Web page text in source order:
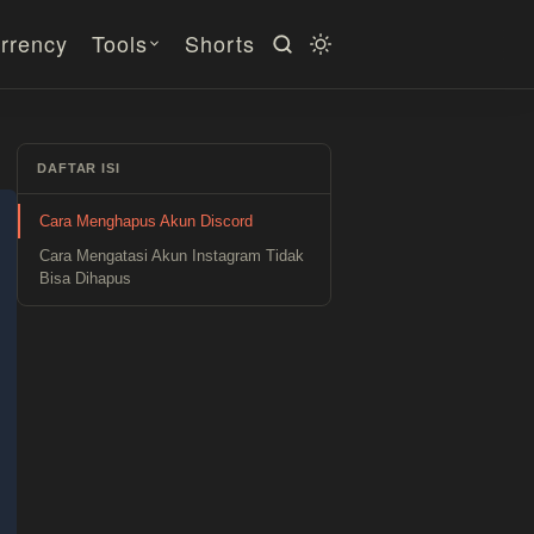
Tools Shorts
DAFTAR ISI
Cara Menghapus Akun Discord
Cara Mengatasi Akun Instagram Tidak
Bisa Dihapus